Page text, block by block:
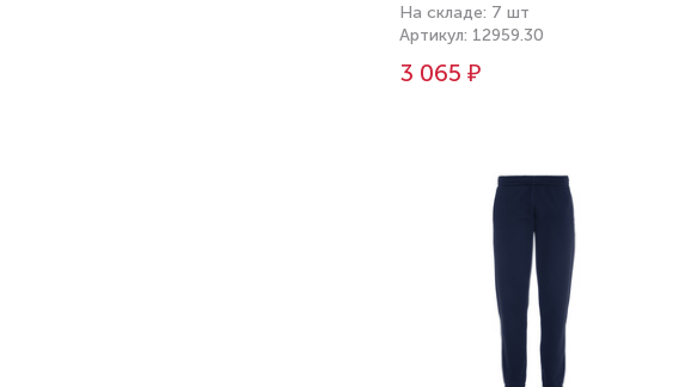
На складе: 7 шт
Артикул: 12959.30
3 065 ₽